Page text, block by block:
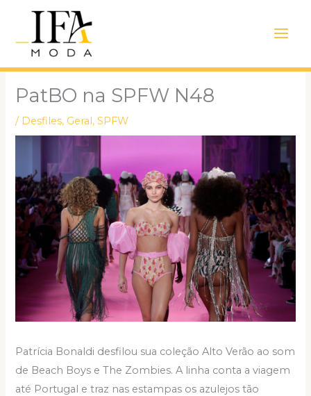
conteúdo
Menu
PatBO na SPFW N48
/ Desfiles, Geral,SPFW
Patrícia Bonaldi desfilou sua coleção Alto Verão ao som
de Beach Boys e The Zombies. A linha conta a viagem
até Portugal e traz nas estampas os azulejos tão